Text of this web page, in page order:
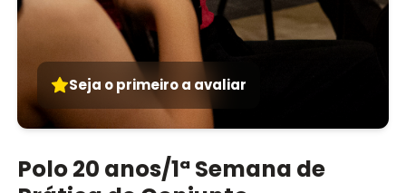
Seja o primeiro a avaliar
Polo 20 anos/1ª Semana de